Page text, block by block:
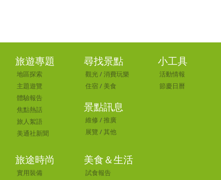
旅遊專題
地區探索
主題遊覽
體驗報告
焦點熱話
旅人絮語
美通社新聞
尋找景點
觀光 /消費玩樂
住宿 / 美食
景點訊息
維修 /推廣
展覽 /其他
小工具
活動情報
節慶日曆
旅途時尚
實用裝備
美食＆生活
試食報告